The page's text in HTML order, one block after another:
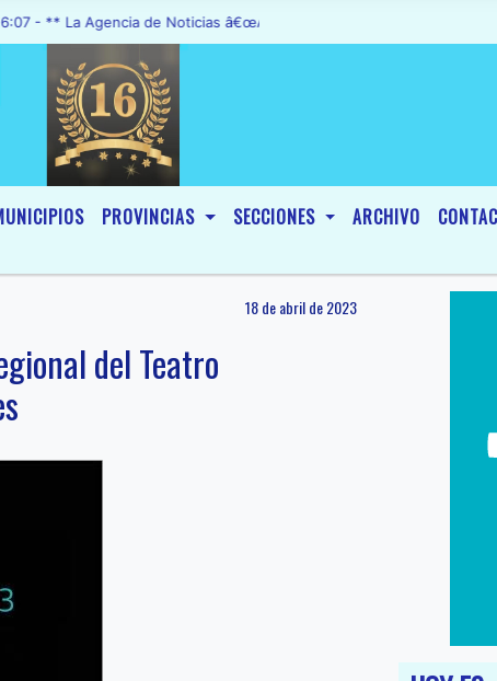
Agencia de Noticias â€œA1 Noticiasâ€, fue declarada de
PROVINCIAS SECCIONES ARCHIVO
18 de abril de 2023
del Teatro